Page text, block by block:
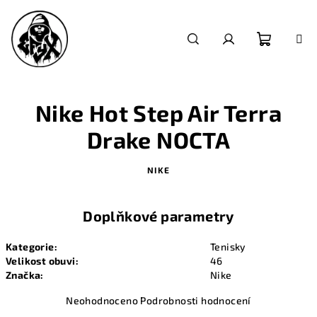
obsah
Nike Hot Step Air Terra
Drake NOCTA
NIKE
Doplňkové parametry
Kategorie:
Tenisky
Velikost obuvi:
46
Značka: Nike
Průměrné
Neohodnoceno Podrobnosti hodnocení